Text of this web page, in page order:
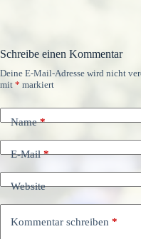
Schreibe einen Kommentar
Deine E-Mail-Adresse wird nicht
mit * markiert
Name*
E-Mail*
Website
Kommentar schreiben *